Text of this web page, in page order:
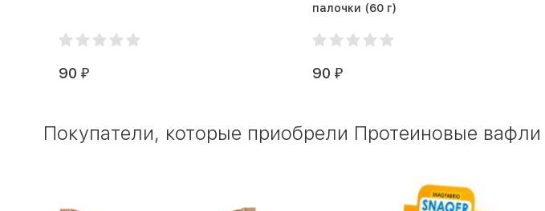
90 ₽
палочки (60 г)
90 ₽
Покупатели, которые приобрели Протеиновые